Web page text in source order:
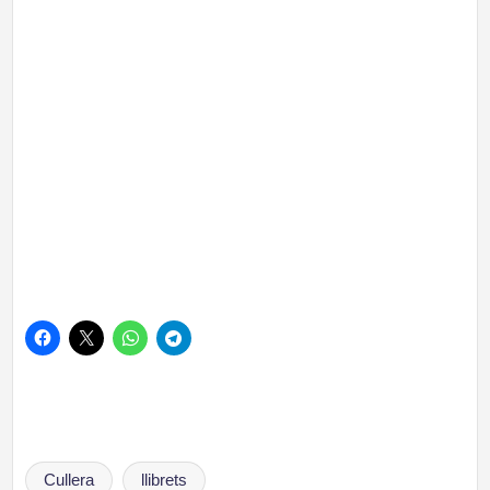
Etiquetas:
Cullera llibrets